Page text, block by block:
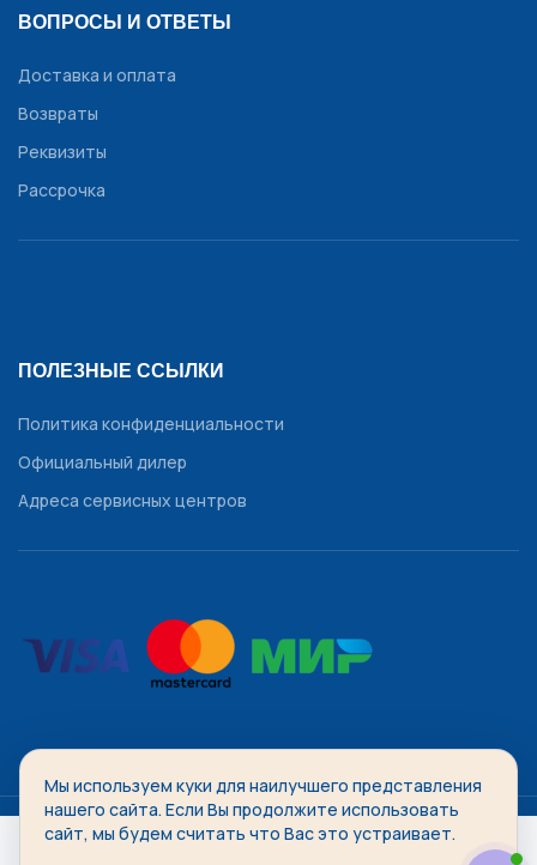
ВОПРОСЫ И ОТВЕТЫ
Доставка и оплата
Возвраты
Реквизиты
Рассрочка
ПОЛЕЗНЫЕ ССЫЛКИ
Политика конфиденциальности
Официальный дилер
Адреса сервисных центров
WATCHDIVISION 2014-2026 Все права защищены.
Мы используем куки для наилучшего представления
нашего сайта. Если Вы продолжите использовать
сайт, мы будем считать что Вас это устраивает.